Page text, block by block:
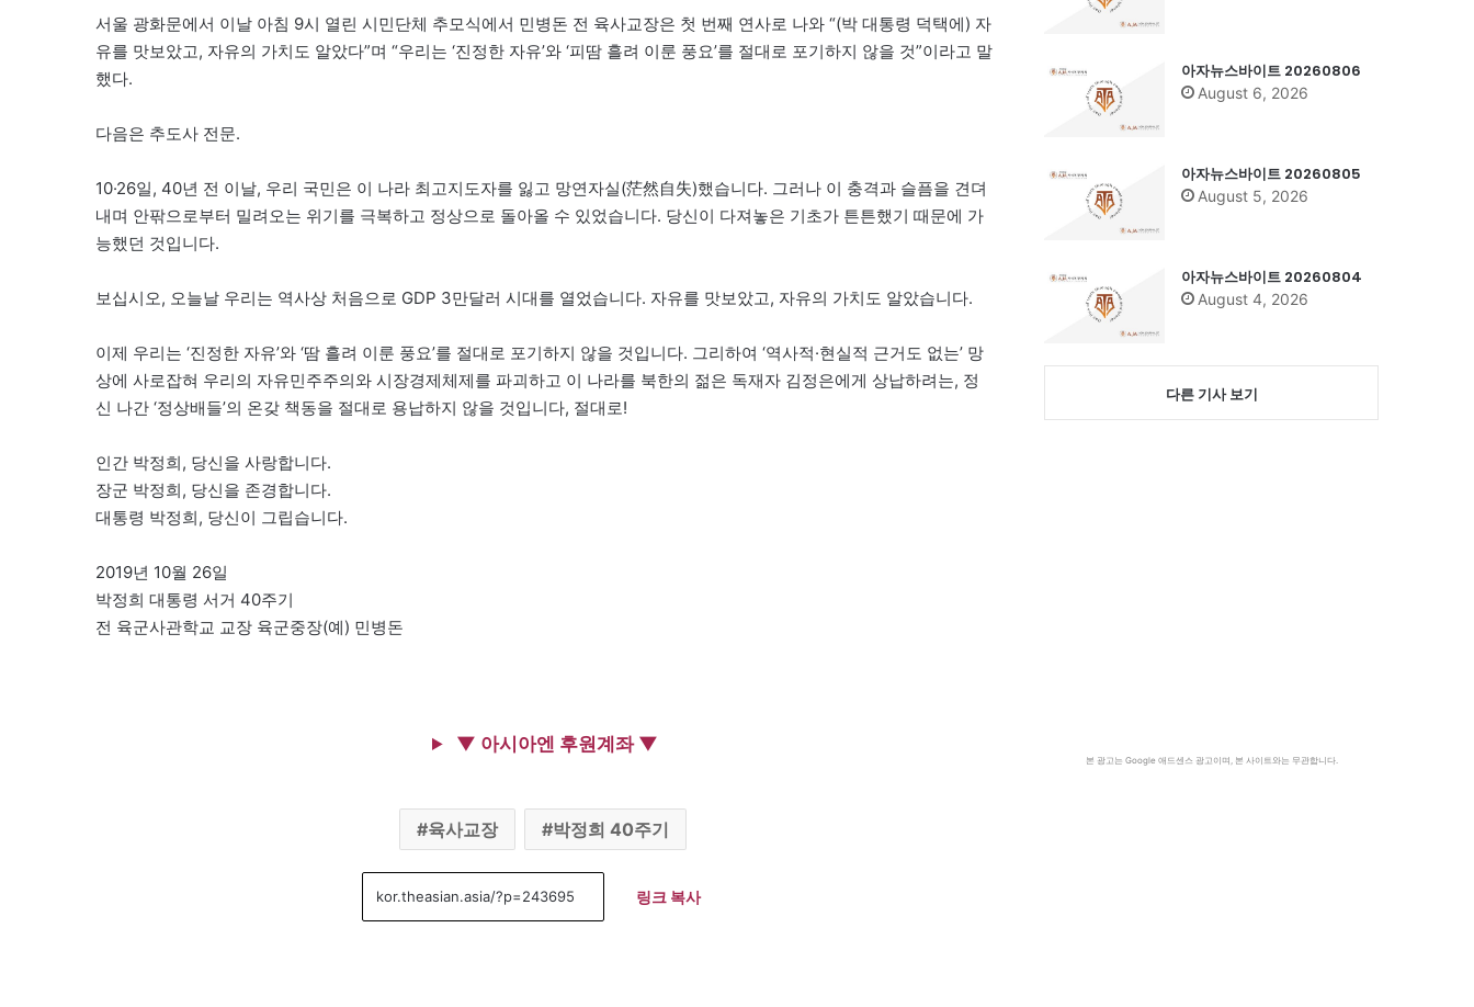
서울 광화문에서 이날 아침 9시 열린 시민단체 추모식에서 민병돈 전 육사교장은 첫 번째 연사로 나와 “(박 대통령 덕택에) 자
유를 맛보았고, 자유의 가치도 알았다”며 “우리는 ‘진정한 자유’와 ‘피땀 흘려 이룬 풍요’를 절대로 포기하지 않을 것”이라고 말
했다.
다음은 추도사 전문.
10·26일, 40년 전 이날, 우리 국민은 이 나라 최고지도자를 잃고 망연자실(茫然自失)했습니다. 그러나 이 충격과 슬픔을 견뎌
내며 안팎으로부터 밀려오는 위기를 극복하고 정상으로 돌아올 수 있었습니다. 당신이 다져놓은 기초가 튼튼했기 때문에 가
능했던 것입니다.
보십시오, 오늘날 우리는 역사상 처음으로 GDP 3만달러 시대를 열었습니다. 자유를 맛보았고, 자유의 가치도 알았습니다.
이제 우리는 ‘진정한 자유’와 ‘땀 흘려 이룬 풍요’를 절대로 포기하지 않을 것입니다. 그리하여 ‘역사적·현실적 근거도 없는’ 망
상에 사로잡혀 우리의 자유민주주의와 시장경제체제를 파괴하고 이 나라를 북한의 젊은 독재자 김정은에게 상납하려는, 정
신 나간 ‘정상배들’의 온갖 책동을 절대로 용납하지 않을 것입니다, 절대로!
인간 박정희, 당신을 사랑합니다.
장군 박정희, 당신을 존경합니다.
대통령 박정희, 당신이 그립습니다.
2019년 10월 26일
박정희 대통령 서거 40주기
전 육군사관학교 교장 육군중장(예) 민병돈
▼ 아시아엔 후원계좌 ▼
육사교장 박정희 40주기
링크 복사
아자뉴스바이트 20260806
August 6, 2026
아자뉴스바이트 20260805
August 5, 2026
아자뉴스바이트 20260804
August 4, 2026
다른 기사 보기
본 광고는 Google 애드센스 광고이며, 본 사이트와는 무관합니다.